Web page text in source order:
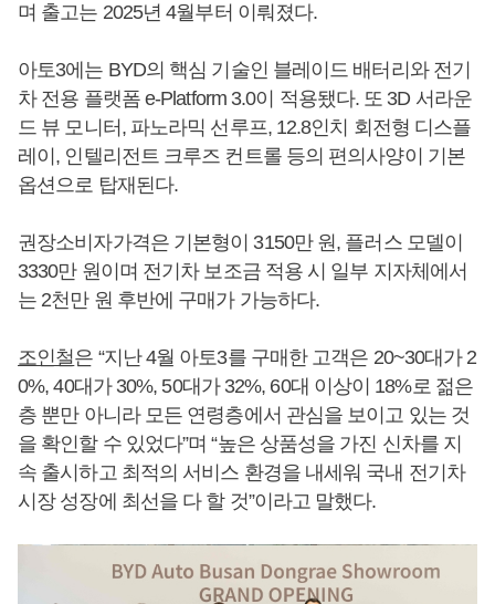
며 출고는 2025년 4월부터 이뤄졌다.
아토3에는 BYD의 핵심 기술인 블레이드 배터리와 전기
차 전용 플랫폼 e-Platform 3.0이 적용됐다. 또 3D 서라운
드 뷰 모니터, 파노라믹 선루프, 12.8인치 회전형 디스플
레이, 인텔리전트 크루즈 컨트롤 등의 편의사양이 기본
옵션으로 탑재된다.
권장소비자가격은 기본형이 3150만 원, 플러스 모델이
3330만 원이며 전기차 보조금 적용 시 일부 지자체에서
는 2천만 원 후반에 구매가 가능하다.
조인철은 “지난 4월 아토3를 구매한 고객은 20~30대가 2
0%, 40대가 30%, 50대가 32%, 60대 이상이 18%로 젊은
층 뿐만 아니라 모든 연령층에서 관심을 보이고 있는 것
을 확인할 수 있었다”며 “높은 상품성을 가진 신차를 지
속 출시하고 최적의 서비스 환경을 내세워 국내 전기차
시장 성장에 최선을 다 할 것”이라고 말했다.